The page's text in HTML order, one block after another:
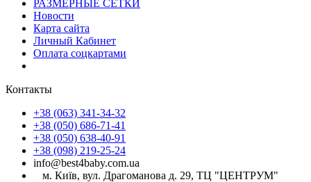
РАЗМЕРНЫЕ СЕТКИ
Новости
Карта сайта
Личный Кабинет
Оплата соцкартами
Контакты
+38 (063) 341-34-32
+38 (050) 686-71-41
+38 (050) 638-40-91
+38 (098) 219-25-24
info@best4baby.com.ua
м. Київ, вул. Драгоманова д. 29, ТЦ "ЦЕНТРУМ"